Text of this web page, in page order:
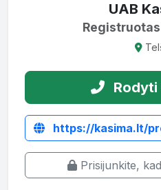
UAB
https://kasima.lt/produktas/
Prisijunkite,